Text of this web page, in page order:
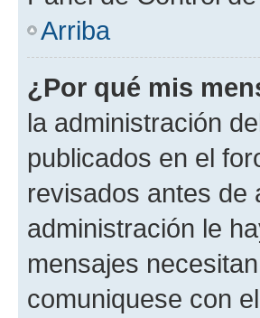
Arriba
¿Por qué mis
la administración
publicados en el
revisados antes de
administración le
mensajes
comuniquese con